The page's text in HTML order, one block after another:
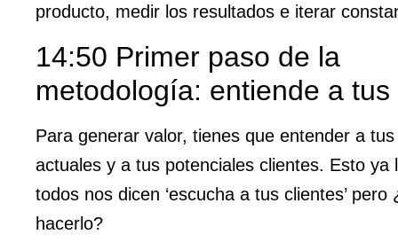
producto, medir los resultados e iterar
14:50 Primer paso de la
metodología: entiende a tus
Para generar valor, tienes que entender a
actuales y a tus potenciales clientes. Esto ya
todos nos dicen ‘escucha a tus clientes’ pero
hacerlo?